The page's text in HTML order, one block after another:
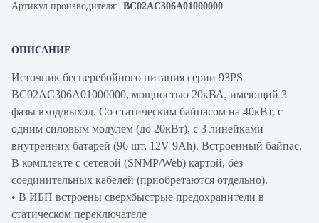
Артикул производителя: BC02AC306A01000000
ОПИСАНИЕ
Источник бесперебойного питания серии 93PS
BC02AC306A01000000, мощностью 20кВА, имеющий 3
фазы вход/выход. Со статическим байпасом на 40кВт, с
одним силовым модулем (до 20кВт), с 3 линейками
внутренних батарей (96 шт, 12V 9Ah). Встроенный байпас.
В комплекте с сетевой (SNMP/Web) картой, без
соединительных кабелей (приобретаются отдельно).
• В ИБП встроены сверхбыстрые предохранители в
статическом переключателе